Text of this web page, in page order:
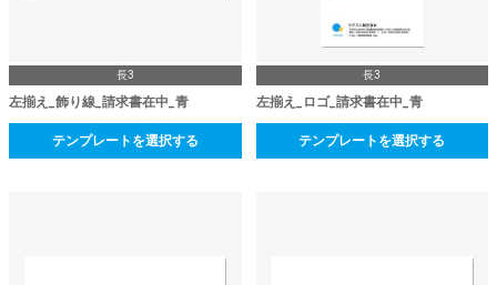
長3
左揃え_飾り線_請求書在中_青
テンプレートを選択する
長3
左揃え_ロゴ_請求書在中_青
テンプレートを選択する